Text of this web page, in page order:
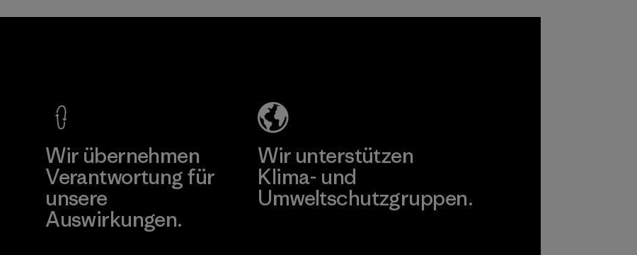
Mehr dazu
Wir übernehmen
Verantwortung für
unsere
Auswirkungen.
Wir unterstützen
Klima- und
Umweltschutzgruppen.